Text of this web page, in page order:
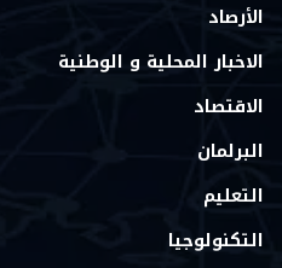
الأرصاد
الاخبار المحلية و الوطنية
الاقتصاد
البرلمان
التعليم
التكنولوجيا